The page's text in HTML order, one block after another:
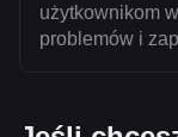
użytkownikom
problemów i